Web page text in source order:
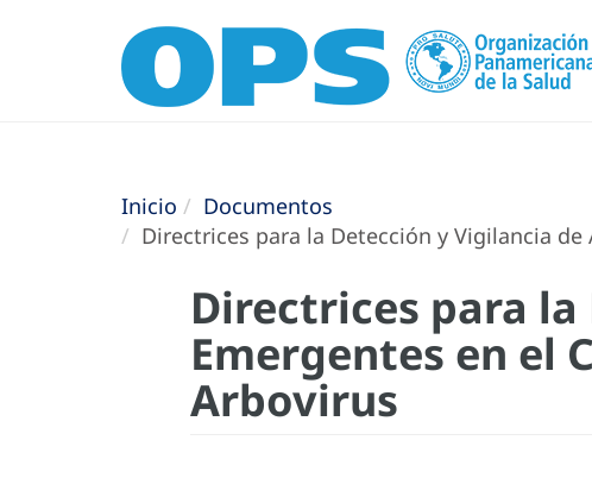
Inicio
Documentos
Directrices para la Detección y Vigilancia
Directrices para
Emergentes en el
Arbovirus